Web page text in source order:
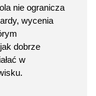
nie ogranicza
wycenia
dobrze
w